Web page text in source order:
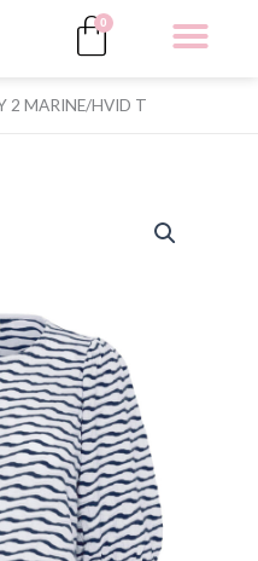
0
Kurv
2 MARINE/HVID T